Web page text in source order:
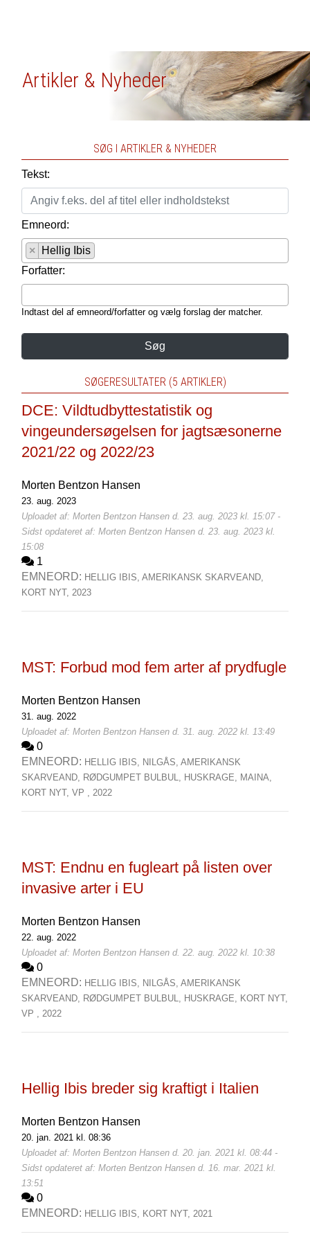
Artikler & Nyheder
SØG I ARTIKLER & NYHEDER
Tekst:
Emneord:
×
Hellig Ibis
Forfatter:
Indtast del af emneord/forfatter og vælg forslag der matcher.
Søg
SØGERESULTATER (5 ARTIKLER)
DCE: Vildtudbyttestatistik og
vingeundersøgelsen for jagtsæsonerne
2021/22 og 2022/23
Morten Bentzon Hansen
23. aug. 2023
Uploadet af: Morten Bentzon Hansen d. 23. aug. 2023 kl. 15:07 -
Sidst opdateret af: Morten Bentzon Hansen d. 23. aug. 2023 kl.
15:08
1
EMNEORD: HELLIG IBIS, AMERIKANSK SKARVEAND,
KORT NYT, 2023
MST: Forbud mod fem arter af prydfugle
Morten Bentzon Hansen
31. aug. 2022
Uploadet af: Morten Bentzon Hansen d. 31. aug. 2022 kl. 13:49
0
EMNEORD: HELLIG IBIS, NILGÅS, AMERIKANSK
SKARVEAND, RØDGUMPET BULBUL, HUSKRAGE, MAINA,
KORT NYT, VP , 2022
MST: Endnu en fugleart på listen over
invasive arter i EU
Morten Bentzon Hansen
22. aug. 2022
Uploadet af: Morten Bentzon Hansen d. 22. aug. 2022 kl. 10:38
0
EMNEORD: HELLIG IBIS, NILGÅS, AMERIKANSK
SKARVEAND, RØDGUMPET BULBUL, HUSKRAGE, KORT NYT,
VP , 2022
Hellig Ibis breder sig kraftigt i Italien
Morten Bentzon Hansen
20. jan. 2021 kl. 08:36
Uploadet af: Morten Bentzon Hansen d. 20. jan. 2021 kl. 08:44 -
Sidst opdateret af: Morten Bentzon Hansen d. 16. mar. 2021 kl.
13:51
0
EMNEORD: HELLIG IBIS, KORT NYT, 2021